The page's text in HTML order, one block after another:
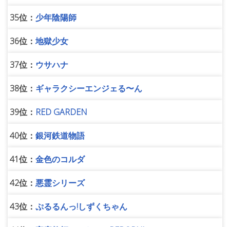
35位： 少年陰陽師
36位： 地獄少女
37位： ウサハナ
38位： ギャラクシーエンジェる〜ん
39位： RED GARDEN
40位： 銀河鉄道物語
41位： 金色のコルダ
42位： 悪霊シリーズ
43位： ぷるるんっ!しずくちゃん